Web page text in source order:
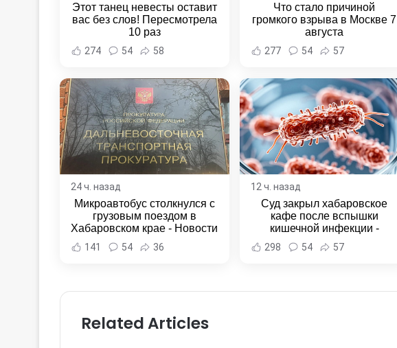
Этот танец невесты оставит
вас без слов! Пересмотрела
10 раз
274 54 58
Что стало причиной
громкого взрыва в Москве 7
августа
277 54 57
24 ч. назад
Микроавтобус столкнулся с
грузовым поездом в
Хабаровском крае - Новости
Хабаровска и Хабаровского
края
141 54 36
12 ч. назад
Суд закрыл хабаровское
кафе после вспышки
кишечной инфекции -
Новости Хабаровска и
Хабаровского края
298 54 57
Related Articles